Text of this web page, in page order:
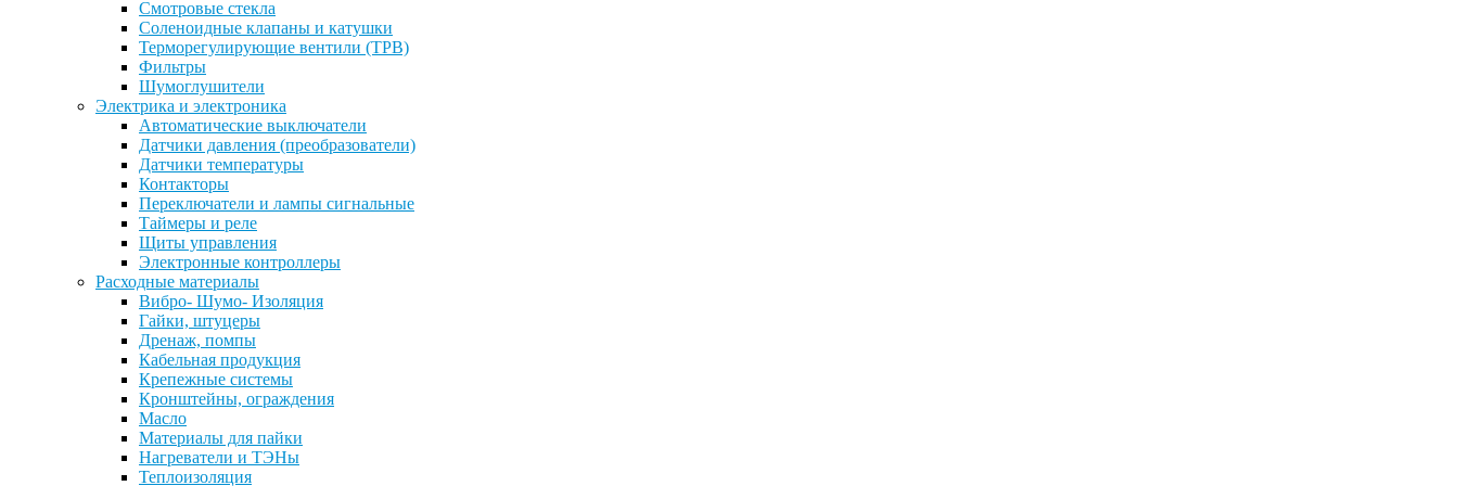
Смотровые стекла
Соленоидные клапаны и катушки
Терморегулирующие вентили (ТРВ)
Фильтры
Шумоглушители
Электрика и электроника
Автоматические выключатели
Датчики давления (преобразователи)
Датчики температуры
Контакторы
Переключатели и лампы сигнальные
Таймеры и реле
Щиты управления
Электронные контроллеры
Расходные материалы
Вибро- Шумо- Изоляция
Гайки, штуцеры
Дренаж, помпы
Кабельная продукция
Крепежные системы
Кронштейны, ограждения
Масло
Материалы для пайки
Нагреватели и ТЭНы
Теплоизоляция